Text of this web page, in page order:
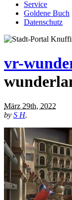
Service
Goldene Buch
Datenschutz
vr-
März 29th, 2022
by S H.